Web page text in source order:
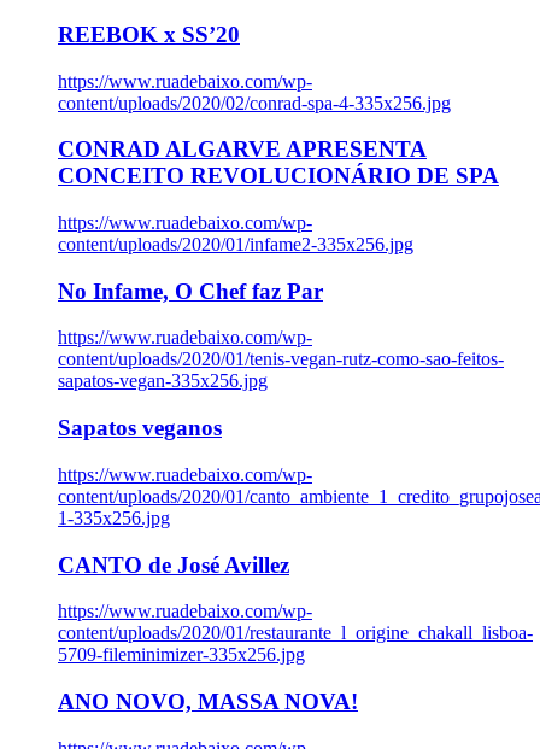
REEBOK x SS’20
https://www.ruadebaixo.com/wp-
content/uploads/2020/02/conrad-spa-4-335x256.jpg
CONRAD ALGARVE APRESENTA
CONCEITO REVOLUCIONÁRIO DE SPA
https://www.ruadebaixo.com/wp-
content/uploads/2020/01/infame2-335x256.jpg
No Infame, O Chef faz Par
https://www.ruadebaixo.com/wp-
content/uploads/2020/01/tenis-vegan-rutz-como-sao-feitos-
sapatos-vegan-335x256.jpg
Sapatos veganos
https://www.ruadebaixo.com/wp-
content/uploads/2020/01/
1-335x256.jpg
CANTO de José Avillez
https://www.ruadebaixo.com/wp-
content/uploads/2020/01/restaurante_l_origine_chakall_lisboa-
5709-fileminimizer-335x256.jpg
ANO NOVO, MASSA NOVA!